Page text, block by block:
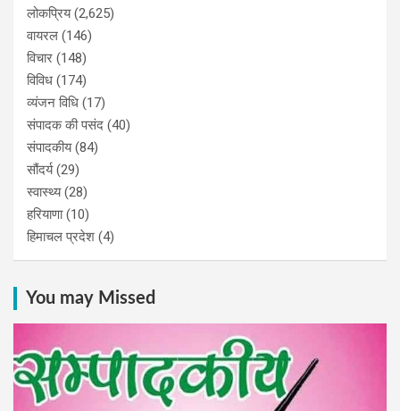
लोकप्रिय(2,625)
वायरल (146)
विचार (148)
विविध (174)
व्यंजन विधि (17)
संपादक की पसंद (40)
संपादकीय(84)
सौंदर्य(29)
स्वास्थ्य(28)
हरियाणा(10)
हिमाचल प्रदेश (4)
You may Missed